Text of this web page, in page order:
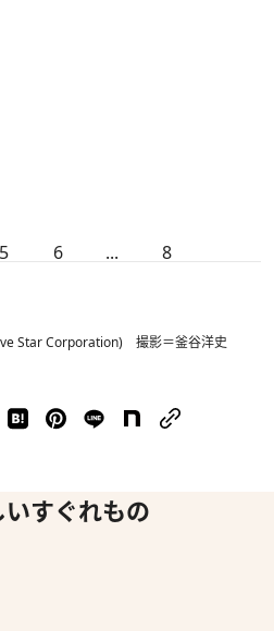
5 6 ... 8
Star Corporation) 撮影＝釜谷洋史
すぐれもの